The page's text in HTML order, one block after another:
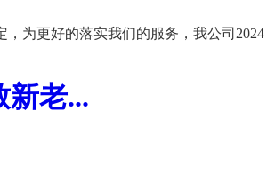
为更好的落实我们的服务，我公司2024
新老...